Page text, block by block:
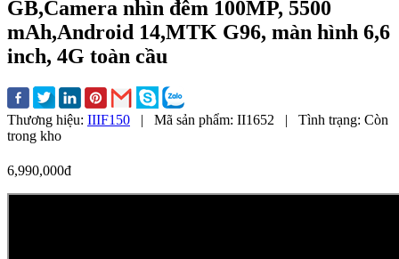
GB,Camera nhìn đêm 100MP, 5500
mAh,Android 14,MTK G96, màn hình 6,6
inch, 4G toàn cầu
Thương hiệu: IIIF150 | Mã sản phẩm: II1652 | Tình trạng: Còn
trong kho
6,990,000đ